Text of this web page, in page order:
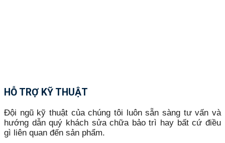
HỖ TRỢ KỸ THUẬT
Đội ngũ kỹ thuật của chúng tôi luôn sẵn sàng tư vấn và
hướng dẫn quý khách sửa chữa bảo trì hay bất cứ điều
gì liên quan đến sản phẩm.